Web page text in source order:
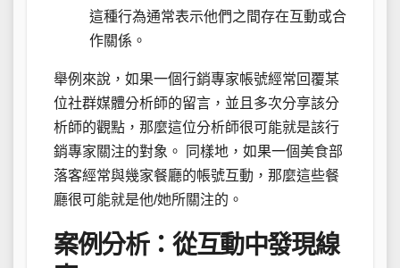
這種行為通常表示他們之間存在互動或合
作關係。
舉例來說，如果一個行銷專家帳號經常回覆某
位社群媒體分析師的留言，並且多次分享該分
析師的觀點，那麼這位分析師很可能就是該行
銷專家關注的對象。 同樣地，如果一個美食部
落客經常與幾家餐廳的帳號互動，那麼這些餐
廳很可能就是他/她所關注的。
案例分析：從互動中發現線